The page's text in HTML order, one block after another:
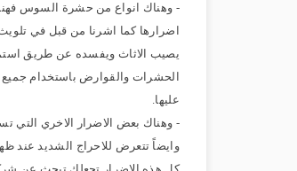
- وهناك انواع من حشرة السوس
اضرارها كما اشرنا من قبل في
يصيب الاثاث ويفسده عن طريق
الحشرات والقوارض باستخدام
عليها.
- وهناك بعض الاضرار الاخري التي
وايضاً تتعرض للاحراج الشديد عند